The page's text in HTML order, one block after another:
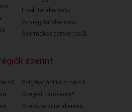
Elvált társkeresők
Özvegy társkeresők
Gyermekes társkeresők
szerint
Salgótarjáni társkereső
Szegedi társkereső
Szekszárdi társkereső